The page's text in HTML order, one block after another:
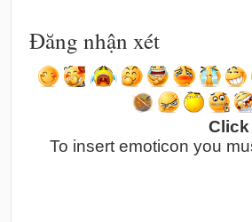
Đăng nhận xét
To insert emoticon you